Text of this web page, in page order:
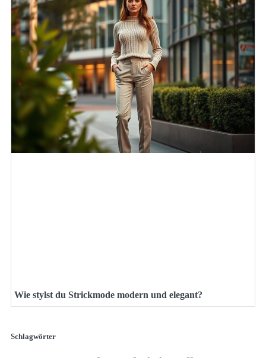
Wie stylst du Strickmode modern und elegant?
Schlagwörter